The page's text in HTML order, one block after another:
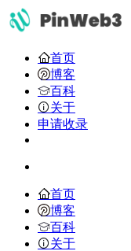
首页
博客
百科
关于
申请收录
首页
博客
百科
关于